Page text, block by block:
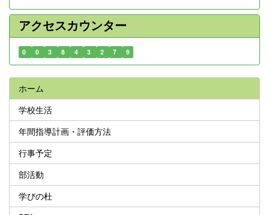
アクセスカウンター
0 0 3 8 4 3 2 7 9
ホーム
学校生活
年間指導計画・評価方法
行事予定
部活動
学びの杜